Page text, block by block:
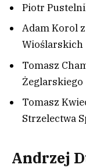
Piotr
Adam Korol
Wioślarskich
Tomasz
Żeglarskiego
Tomasz
Strzelectwa
Andrzej